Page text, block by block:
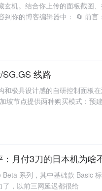
机。结合你上传的面板截
你的博客编辑器中： 🔄 前言
线路
极具设计感的自研控制面板
节点提供两种购买模式：预
月付3刀的日本机为啥
系列，其中基础款 Basic
，以前三网延迟都很给